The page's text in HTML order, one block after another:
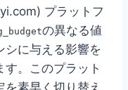
プラットフ
の異なる値
シに与える影響を
。このプラット
素早く切り替え